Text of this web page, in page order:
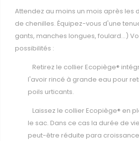
Attendez au moins un mois après les
de chenilles. Équipez-vous d'une
gants, manches longues, foulard…)
possibilités :
Retirez le collier Ecopiège®
l'avoir rincé à grande eau pour
poils urticants.
Laissez le collier Ecopiège® en
le sac. Dans ce cas la durée de
peut-être réduite para